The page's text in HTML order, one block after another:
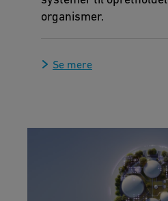
organismer.
Se mere